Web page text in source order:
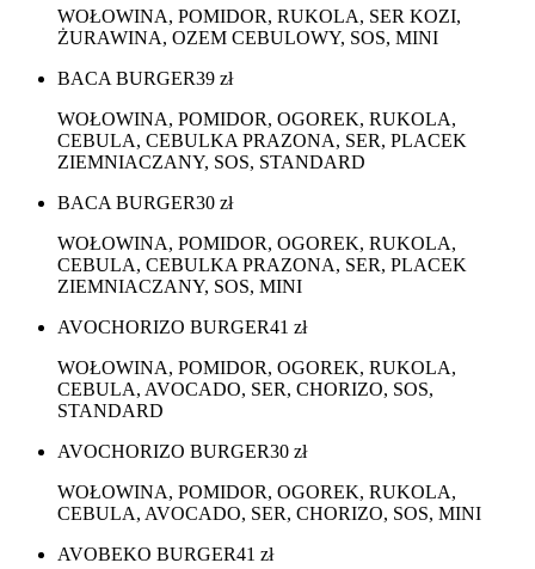
WOŁOWINA, POMIDOR, RUKOLA, SER KOZI,
ŻURAWINA, OZEM CEBULOWY, SOS, MINI
BACA BURGER39 zł
WOŁOWINA, POMIDOR, OGOREK, RUKOLA,
CEBULA, CEBULKA PRAZONA, SER, PLACEK
ZIEMNIACZANY, SOS, STANDARD
BACA BURGER30 zł
WOŁOWINA, POMIDOR, OGOREK, RUKOLA,
CEBULA, CEBULKA PRAZONA, SER, PLACEK
ZIEMNIACZANY, SOS, MINI
AVOCHORIZO BURGER41 zł
WOŁOWINA, POMIDOR, OGOREK, RUKOLA,
CEBULA, AVOCADO, SER, CHORIZO, SOS,
STANDARD
AVOCHORIZO BURGER30 zł
WOŁOWINA, POMIDOR, OGOREK, RUKOLA,
CEBULA, AVOCADO, SER, CHORIZO, SOS, MINI
AVOBEKO BURGER41 zł